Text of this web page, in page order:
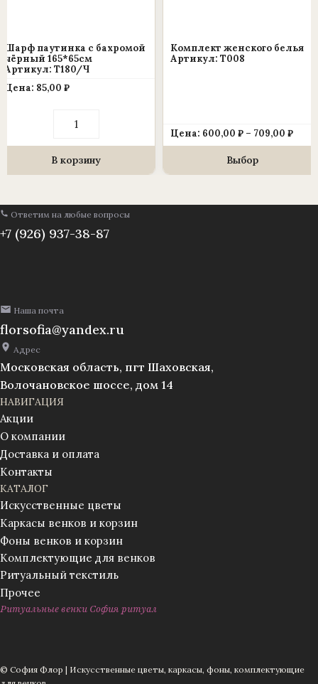
Шарф паутинка с бахромой
чёрный 165*65см
Артикул: Т180/Ч
Цена: 85,00 ₽
товара
паутинка
с
бахромой
В корзину
Комплект женского белья
Артикул: Т008
Цена: 600,00 ₽ – 709,00 ₽
цен:
Выбор
на
Ответим на любые вопросы
+7 (926) 937-38-87
Наша почта
florsofia@yandex.ru
Адрес
Московская область, пгт Шаховская,
Волочановское шоссе, дом 14
НАВИГАЦИЯ
Акции
О компании
Доставка и оплата
Контакты
КАТАЛОГ
Искусственные цветы
Каркасы венков и корзин
Фоны венков и корзин
Комплектующие для венков
Ритуальный текстиль
Прочее
Ритуальные венки София ритуал
© София Флор | Искусственные цветы, каркасы, фоны, комплектующие